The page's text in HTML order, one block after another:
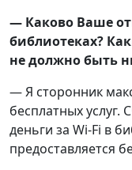
— Каково Ваше
библиотеках?
не должно быть
— Я сторонник
бесплатных услуг.
деньги за Wi-Fi в
предоставляется